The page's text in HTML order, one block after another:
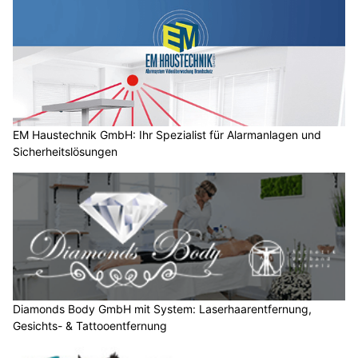
EM Haustechnik GmbH: Ihr Spezialist für Alarmanlagen und
Sicherheitslösungen
Diamonds Body GmbH mit System: Laserhaarentfernung,
Gesichts- & Tattooentfernung